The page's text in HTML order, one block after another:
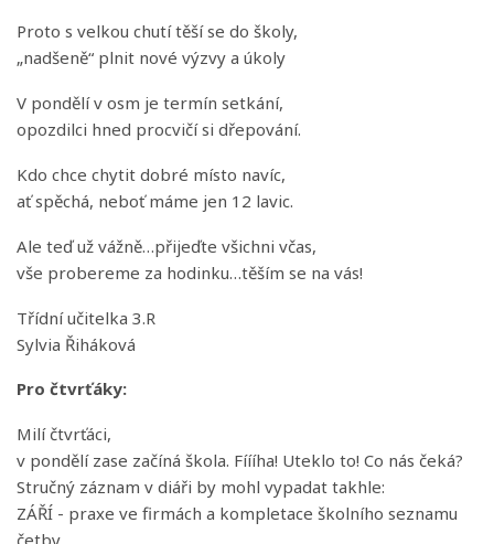
Proto s velkou chutí těší se do školy,
„nadšeně“ plnit nové výzvy a úkoly
V pondělí v osm je termín setkání,
opozdilci hned procvičí si dřepování.
Kdo chce chytit dobré místo navíc,
ať spěchá, neboť máme jen 12 lavic.
Ale teď už vážně…přijeďte všichni včas,
vše probereme za hodinku…těším se na vás!
Třídní učitelka 3.R
Sylvia Řiháková
Pro čtvrťáky:
Milí čtvrťáci,
v pondělí zase začíná škola. Fíííha! Uteklo to! Co nás čeká?
Stručný záznam v diáři by mohl vypadat takhle:
ZÁŘÍ - praxe ve firmách a kompletace školního seznamu